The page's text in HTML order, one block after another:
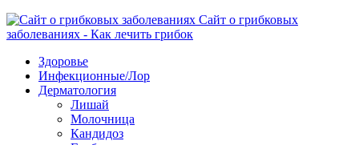
Сайт о грибковых
заболеваниях - Как лечить грибок
Здоровье
Инфекционные/Лор
Дерматология
Лишай
Молочница
Кандидоз